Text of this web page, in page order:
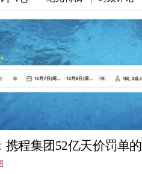
携程集团52亿天价罚单的